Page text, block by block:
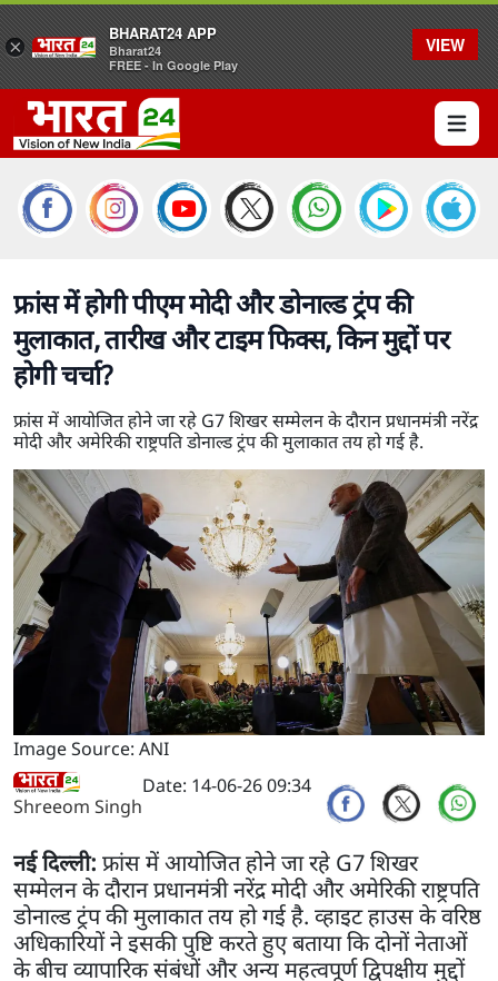
Open
फ्रांस में होगी पीएम मोदी और डोनाल्ड ट्रंप की
मुलाकात, तारीख और टाइम फिक्स, किन मुद्दों पर
होगी चर्चा?
फ्रांस में आयोजित होने जा रहे G7 शिखर सम्मेलन के दौरान प्रधानमंत्री नरेंद्र
मोदी और अमेरिकी राष्ट्रपति डोनाल्ड ट्रंप की मुलाकात तय हो गई है.
Image Source: ANI
Shreeom Singh
Date: 14-06-26 09:34
नई दिल्ली: फ्रांस में आयोजित होने जा रहे G7 शिखर
सम्मेलन के दौरान प्रधानमंत्री नरेंद्र मोदी और अमेरिकी राष्ट्रपति
डोनाल्ड ट्रंप की मुलाकात तय हो गई है. व्हाइट हाउस के वरिष्ठ
अधिकारियों ने इसकी पुष्टि करते हुए बताया कि दोनों नेताओं
के बीच व्यापारिक संबंधों और अन्य महत्वपूर्ण द्विपक्षीय मुद्दों
×
BHARAT24 APP
Bharat24
FREE - In Google Play
VIEW